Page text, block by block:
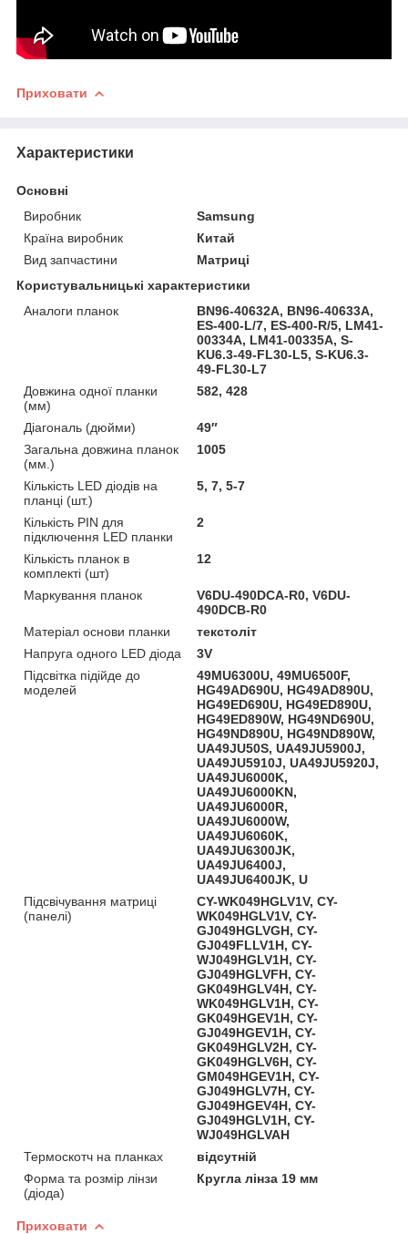
Приховати
Характеристики
Основні
Виробник
Samsung
Країна виробник
Китай
Вид запчастини
Матриці
Користувальницькі характеристики
Аналоги планок
BN96-40632A, BN96-40633A,
ES-400-L/7, ES-400-R/5, LM41-
00334A, LM41-00335A, S-
KU6.3-49-FL30-L5, S-KU6.3-
49-FL30-L7
Довжина одної планки
(мм)
582, 428
Діагональ (дюйми)
49″
Загальна довжина планок
(мм.)
1005
Кількість LED діодів на
планці (шт.)
5, 7, 5-7
Кількість PIN для
підключення LED планки
2
Кількість планок в
комплекті (шт)
12
Маркування планок
V6DU-490DCA-R0, V6DU-
490DCB-R0
Матеріал основи планки
текстоліт
Напруга одного LED діода
3V
Підсвітка підійде до
моделей
49MU6300U, 49MU6500F,
HG49AD690U, HG49AD890U,
HG49ED690U, HG49ED890U,
HG49ED890W, HG49ND690U,
HG49ND890U, HG49ND890W,
UA49JU50S, UA49JU5900J,
UA49JU5910J, UA49JU5920J,
UA49JU6000K,
UA49JU6000KN,
UA49JU6000R,
UA49JU6000W,
UA49JU6060K,
UA49JU6300JK,
UA49JU6400J,
UA49JU6400JK, U
Підсвічування матриці
(панелі)
CY-WK049HGLV1V, CY-
WK049HGLV1V, CY-
GJ049HGLVGH, CY-
GJ049FLLV1H, CY-
WJ049HGLV1H, CY-
GJ049HGLVFH, CY-
GK049HGLV4H, CY-
WK049HGLV1H, CY-
GK049HGEV1H, CY-
GJ049HGEV1H, CY-
GK049HGLV2H, CY-
GK049HGLV6H, CY-
GM049HGEV1H, CY-
GJ049HGLV7H, CY-
GJ049HGEV4H, CY-
GJ049HGLV1H, CY-
WJ049HGLVAH
Термоскотч на планках
відсутній
Форма та розмір лінзи
(діода)
Кругла лінза 19 мм
Приховати